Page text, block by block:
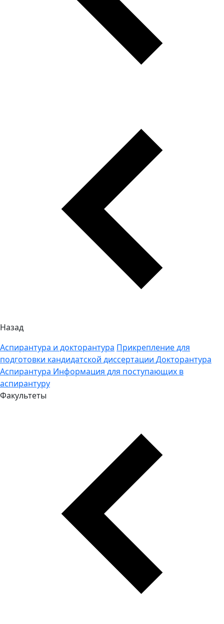
Назад
Аспирантура и докторантура Прикрепление для
подготовки кандидатской диссертации Докторантура
Аспирантура Информация для поступающих в
аспирантуру
Факультеты